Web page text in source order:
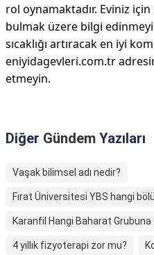
rol oynamaktadır. Eviniz
bulmak üzere bilgi
sıcaklığı artıracak en iyi
eniyidagevleri.com.tr
etmeyin.
Diğer Gündem Yazıları
Vaşak bilimsel adı nedir?
Fırat Üniversitesi YBS hangi
Karanfil Hangi Baharat Grubuna
4 yıllık fizyoterapi zor mu?